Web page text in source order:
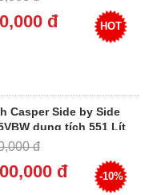
đ HOT
Casper Side by Side
dung tích 551 Lít
đ
đ -10%